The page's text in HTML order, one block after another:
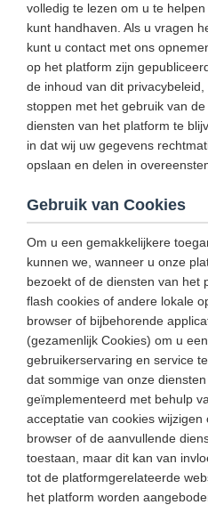
volledig te lezen om u te
kunt handhaven. Als u vragen
kunt u contact met ons
op het platform zijn
de inhoud van dit
stoppen met het gebruik van
diensten van het platform te
in dat wij uw gegevens
opslaan en delen in
Gebruik van Cookies
Om u een gemakkelijkere
kunnen we, wanneer u onze
bezoekt of de diensten van het
flash cookies of andere lokale
browser of bijbehorende
(gezamenlijk Cookies) om u
gebruikerservaring en service
dat sommige van onze
geïmplementeerd met behulp
acceptatie van cookies
browser of de aanvullende
toestaan, maar dit kan van
tot de platformgerelateerde
het platform worden